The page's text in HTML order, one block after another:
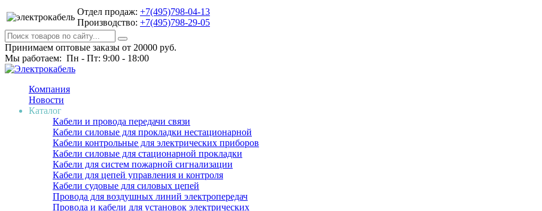
Отдел продаж: +7(495)798-04-13
Производство: +7(495)798-29-05
Принимаем оптовые заказы от 20000 руб.
Мы работаем: Пн - Пт: 9:00 - 18:00
Компания
Новости
Каталог
Кабели и провода передачи связи
Кабели силовые для прокладки нестационарной
Кабели контрольные для электрических приборов
Кабели силовые для стационарной прокладки
Кабели для систем пожарной сигнализации
Кабели для цепей управления и контроля
Кабели судовые для силовых цепей
Провода для воздушных линий электропередач
Провода и кабели для установок электрических